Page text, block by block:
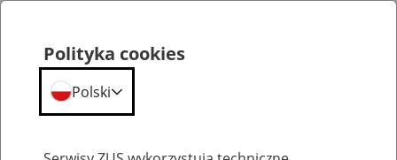
Polityka cookies
Polski